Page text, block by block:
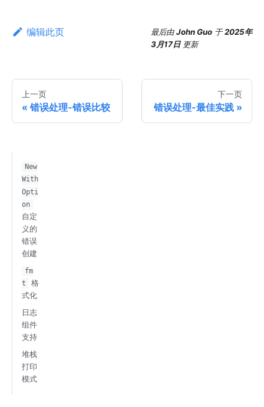
编辑此页 最后由John Guo 于2025年
3月17日 更新
上一页
错误处理-错误比较
下一页
错误处理-最佳实践
New
With
Opti
on
自定
义的
错误
创建
fm
t
格
式化
日志
组件
支持
堆栈
打印
模式